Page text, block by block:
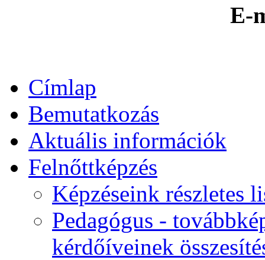
E-
Címlap
Bemutatkozás
Aktuális információk
Felnőttképzés
Képzéseink részletes
Pedagógus -
kérdőíveinek